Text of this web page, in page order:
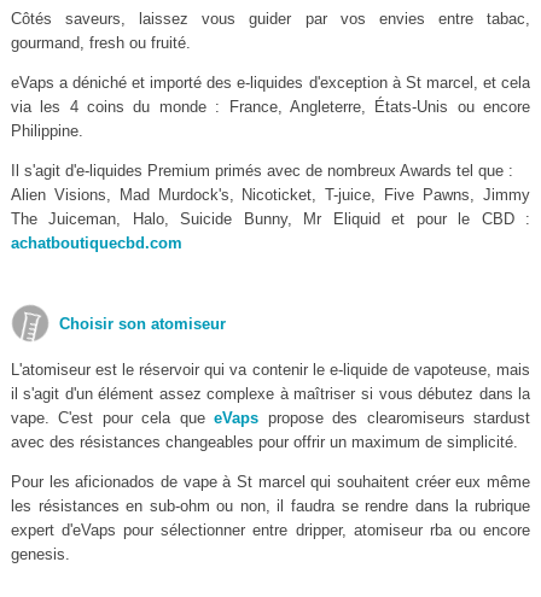
Côtés saveurs, laissez vous guider par vos envies entre tabac,
gourmand, fresh ou fruité.
eVaps a déniché et importé des e-liquides d'exception à St marcel, et cela
via les 4 coins du monde : France, Angleterre, États-Unis ou encore
Philippine.
Il s'agit d'e-liquides Premium primés avec de nombreux Awards tel que :
Alien Visions, Mad Murdock's, Nicoticket, T-juice, Five Pawns, Jimmy
The Juiceman, Halo, Suicide Bunny, Mr Eliquid et pour le CBD :
achatboutiquecbd.com
Choisir son atomiseur
L'atomiseur est le réservoir qui va contenir le e-liquide de vapoteuse, mais
il s'agit d'un élément assez complexe à maîtriser si vous débutez dans la
vape. C'est pour cela queeVaps propose des clearomiseurs stardust
avec des résistances changeables pour offrir un maximum de simplicité.
Pour les aficionados de vape à St marcel qui souhaitent créer eux même
les résistances en sub-ohm ou non, il faudra se rendre dans la rubrique
expert d'eVaps pour sélectionner entre dripper, atomiseur rba ou encore
genesis.